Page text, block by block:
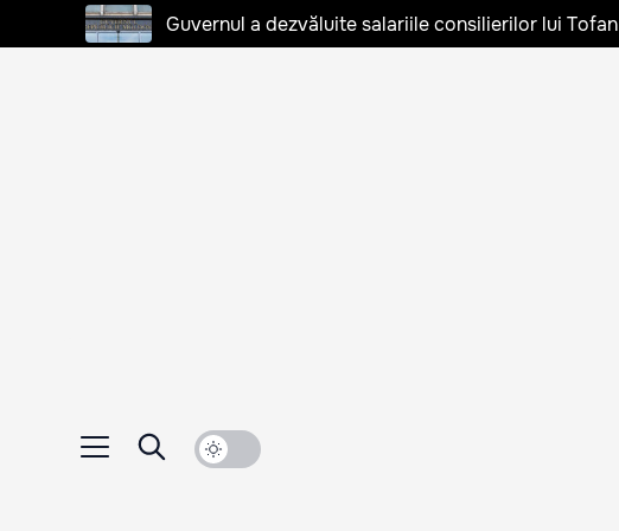
Guvernul a dezvăluite salariile consilierilor lui Tofan